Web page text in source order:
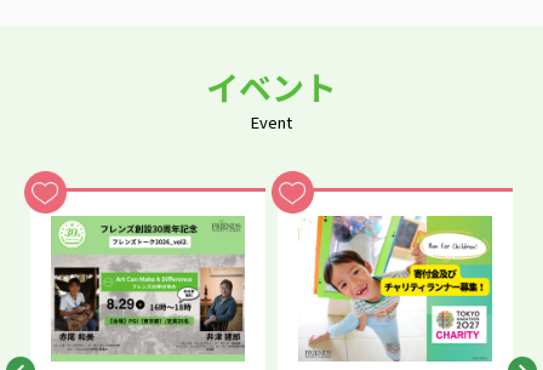
イベント
Event